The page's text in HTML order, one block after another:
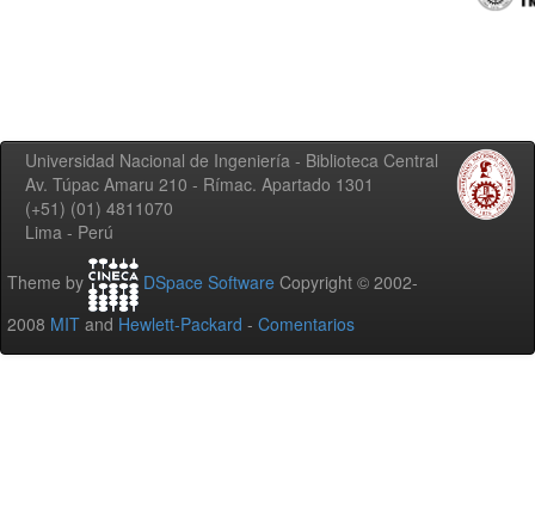
Universidad Nacional de Ingeniería - Biblioteca Central
Av. Túpac Amaru 210 - Rímac. Apartado 1301
(+51) (01) 4811070
Lima - Perú
Theme by DSpace Software Copyright © 2002-
2008 MIT and Hewlett-Packard - Comentarios